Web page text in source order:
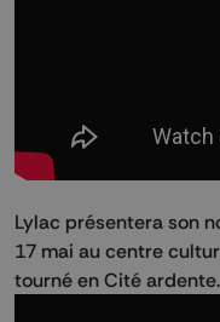
Lylac présentera son
17 mai au centre
tourné en Cité ardente.